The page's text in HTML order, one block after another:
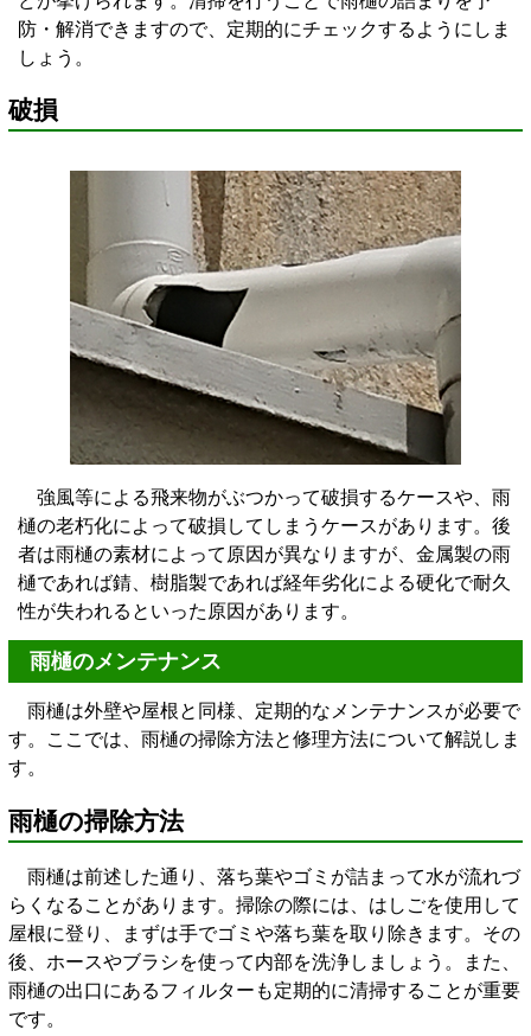
防・解消できますので、定期的にチェックするようにしま
しょう。
破損
強風等による飛来物がぶつかって破損するケースや、雨
樋の老朽化によって破損してしまうケースがあります。後
者は雨樋の素材によって原因が異なりますが、金属製の雨
樋であれば錆、樹脂製であれば経年劣化による硬化で耐久
性が失われるといった原因があります。
雨樋のメンテナンス
雨樋は外壁や屋根と同様、定期的なメンテナンスが必要で
す。ここでは、雨樋の掃除方法と修理方法について解説しま
す。
雨樋の掃除方法
雨樋は前述した通り、落ち葉やゴミが詰まって水が流れづ
らくなることがあります。掃除の際には、はしごを使用して
屋根に登り、まずは手でゴミや落ち葉を取り除きます。その
後、ホースやブラシを使って内部を洗浄しましょう。また、
雨樋の出口にあるフィルターも定期的に清掃することが重要
です。